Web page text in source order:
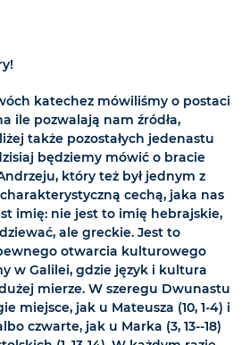
katechez mówiliśmy o postaci
ile pozwalają nam źródła,
także pozostałych jedenastu
będziemy mówić o bracie
który też był jednym z
cechą, jaka nas
imię: nie jest to imię hebrajskie,
ale greckie. Jest to
otwarcia kulturowego
w Galilei, gdzie język i kultura
mierze. W szeregu Dwunastu
miejsce, jak u Mateusza (10, 1-4) i
czwarte, jak u Marka (3, 13--18)